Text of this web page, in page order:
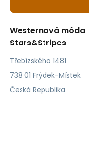
Westernová móda
Stars&Stripes
Třebízského 1481
738 01 Frýdek-Místek
Česká Republika